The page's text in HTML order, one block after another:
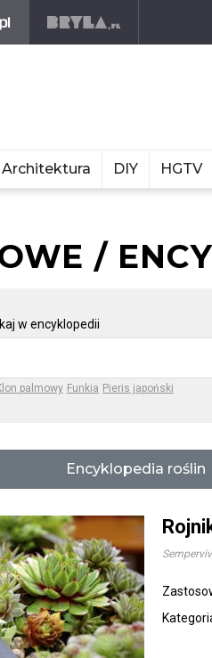
Architektura DIY HGTV
/
w encyklopedii
palmowy Funkia Pieris japoński
Encyklopedia roślin